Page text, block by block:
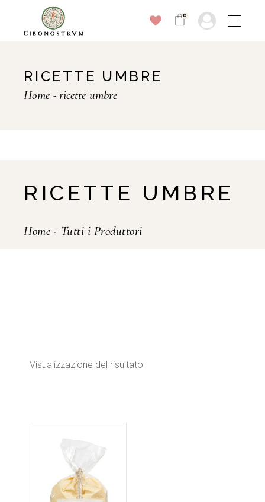
0
RICETTE UMBRE
Home ricette umbre
RICETTE UMBRE
Home - Tutti i Produttori
Visualizzazione del risultato